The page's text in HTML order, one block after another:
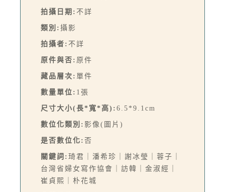
拍攝日期: 不詳
類別: 攝影
拍攝者: 不詳
原件與否: 原件
藏品層次: 單件
數量單位: 1張
尺寸大小(長*寬*高): 6.5*9.1cm
數位化類別: 影像(圖片)
是否數位化: 否
關鍵詞: 琦君｜潘希珍｜謝冰瑩｜蓉子｜
台灣省婦女寫作協會｜訪韓｜金淑經｜
崔貞熙｜朴花城